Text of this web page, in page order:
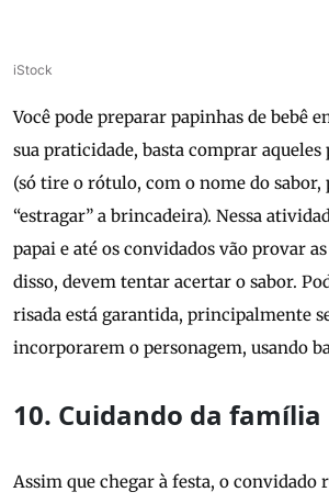
iStock
Você pode preparar papinhas de bebê
sua praticidade, basta comprar
(só tire o rótulo, com o nome do sabor,
“estragar” a brincadeira). Nessa
papai e até os convidados vão provar
disso, devem tentar acertar o sabor.
risada está garantida, principalmente
incorporarem o personagem, usando
10. Cuidando da família
Assim que chegar à festa, o convidado